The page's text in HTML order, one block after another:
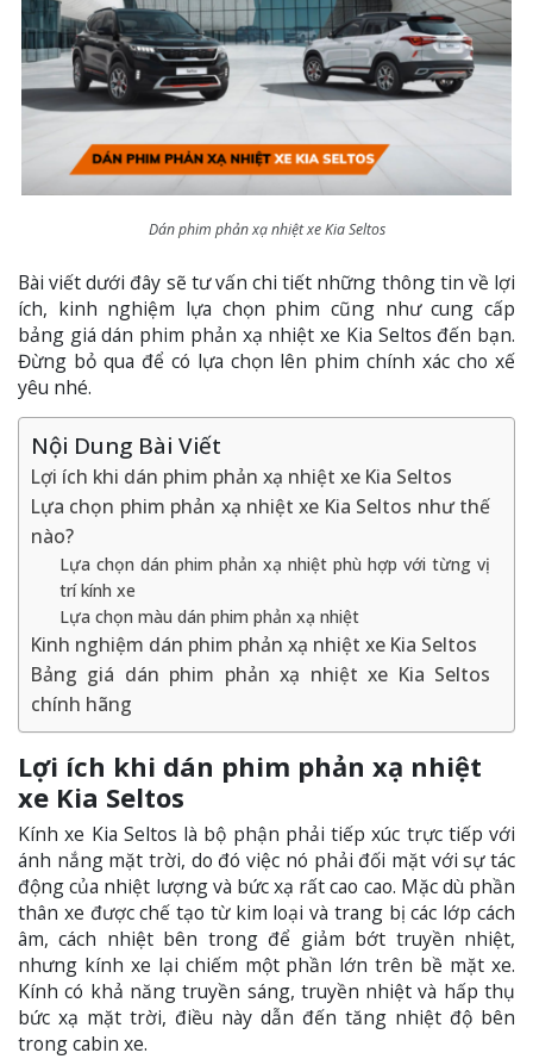
Dán phim phản xạ nhiệt xe Kia Seltos
Bài viết dưới đây sẽ tư vấn chi tiết những thông tin về lợi
ích, kinh nghiệm lựa chọn phim cũng như cung cấp
bảng giá dán phim phản xạ nhiệt xe Kia Seltos đến bạn.
Đừng bỏ qua để có lựa chọn lên phim chính xác cho xế
yêu nhé.
Nội Dung Bài Viết
Lợi ích khi dán phim phản xạ nhiệt xe Kia Seltos
Lựa chọn phim phản xạ nhiệt xe Kia Seltos như thế
nào?
Lựa chọn dán phim phản xạ nhiệt phù hợp với từng vị
trí kính xe
Lựa chọn màu dán phim phản xạ nhiệt
Kinh nghiệm dán phim phản xạ nhiệt xe Kia Seltos
Bảng giá dán phim phản xạ nhiệt xe Kia Seltos
chính hãng
Lợi ích khi dán phim phản xạ nhiệt
xe Kia Seltos
Kính xe Kia Seltos là bộ phận phải tiếp xúc trực tiếp với
ánh nắng mặt trời, do đó việc nó phải đối mặt với sự tác
động của nhiệt lượng và bức xạ rất cao cao. Mặc dù phần
thân xe được chế tạo từ kim loại và trang bị các lớp cách
âm, cách nhiệt bên trong để giảm bớt truyền nhiệt,
nhưng kính xe lại chiếm một phần lớn trên bề mặt xe.
Kính có khả năng truyền sáng, truyền nhiệt và hấp thụ
bức xạ mặt trời, điều này dẫn đến tăng nhiệt độ bên
trong cabin xe.